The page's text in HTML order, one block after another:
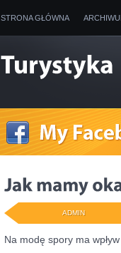
STRONA GŁÓWNA
ADMIN
Na modę spory ma